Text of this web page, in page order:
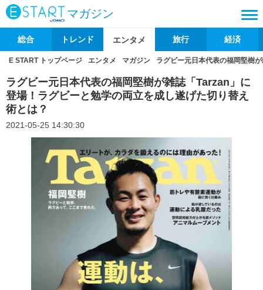
マガジン
総合 トレンド エンタメ 旅行 経済
E START トップページ エンタメ マガジン ラグビー元日本代表の福岡堅樹
ラグビー元日本代表の福岡堅樹が雑誌「Tarzan」に
登場！ラグビーと勉学の両立を成し遂げた切り替え
術とは？
2021-05-25 14:30:30